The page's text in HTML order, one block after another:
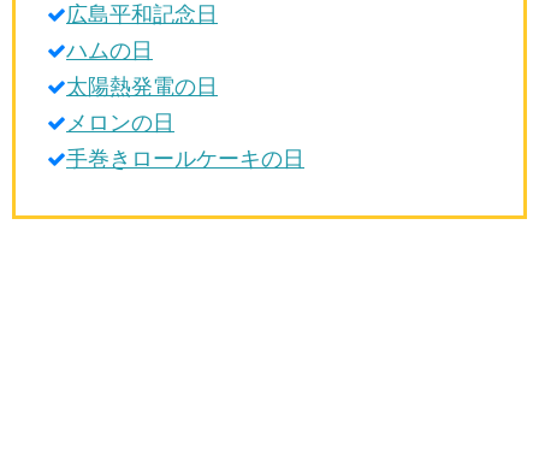
広島平和記念日
ハムの日
太陽熱発電の日
メロンの日
手巻きロールケーキの日
生活雑学
サイト情報